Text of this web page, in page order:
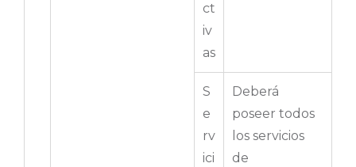
ct
iv
as
S
e
rv
ici
Deberá
poseer todos
los servicios
de